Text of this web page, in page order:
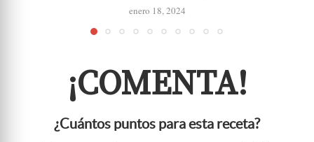
enero 18, 2024
¡COMENTA!
¿Cuántos puntos para esta receta?